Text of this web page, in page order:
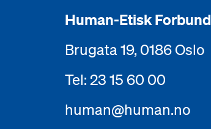
Human-Etisk Forbund
Brugata 19, 0186 Oslo
Tel: 23 15 60 00
human@human.no